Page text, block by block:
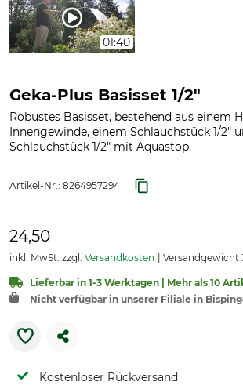
01:40
Geka-Plus Basisset 1/2"
Robustes Basisset, bestehend aus einem
Innengewinde, einem Schlauchstück 1/2"
Schlauchstück 1/2" mit Aquastop.
Artikel-Nr.: 8264957294
24,50
inkl. MwSt. zzgl. Versandkosten Versandgewicht
Lieferbar in 1-3 Werktagen | Mehr als 10
Nicht verfügbar in unserer Filiale in
Kostenloser Rückversand